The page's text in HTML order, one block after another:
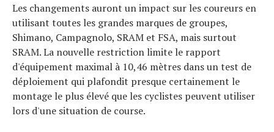
Les changements auront un impact sur les coureurs en
utilisant toutes les grandes marques de groupes,
Shimano, Campagnolo, SRAM et FSA, mais surtout
SRAM. La nouvelle restriction limite le rapport
d'équipement maximal à 10,46 mètres dans un test de
déploiement qui plafondit presque certainement le
montage le plus élevé que les cyclistes peuvent utiliser
lors d'une situation de course.